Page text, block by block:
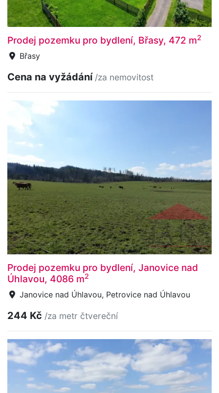
Prodej pozemku pro bydlení, Břasy, 472 m2
Břasy
Cena na vyžádání /za nemovitost
Prodej pozemku pro bydlení, Janovice nad
Úhlavou, 4086 m2
Janovice nad Úhlavou, Petrovice nad Úhlavou
244 Kč /za metr čtvereční